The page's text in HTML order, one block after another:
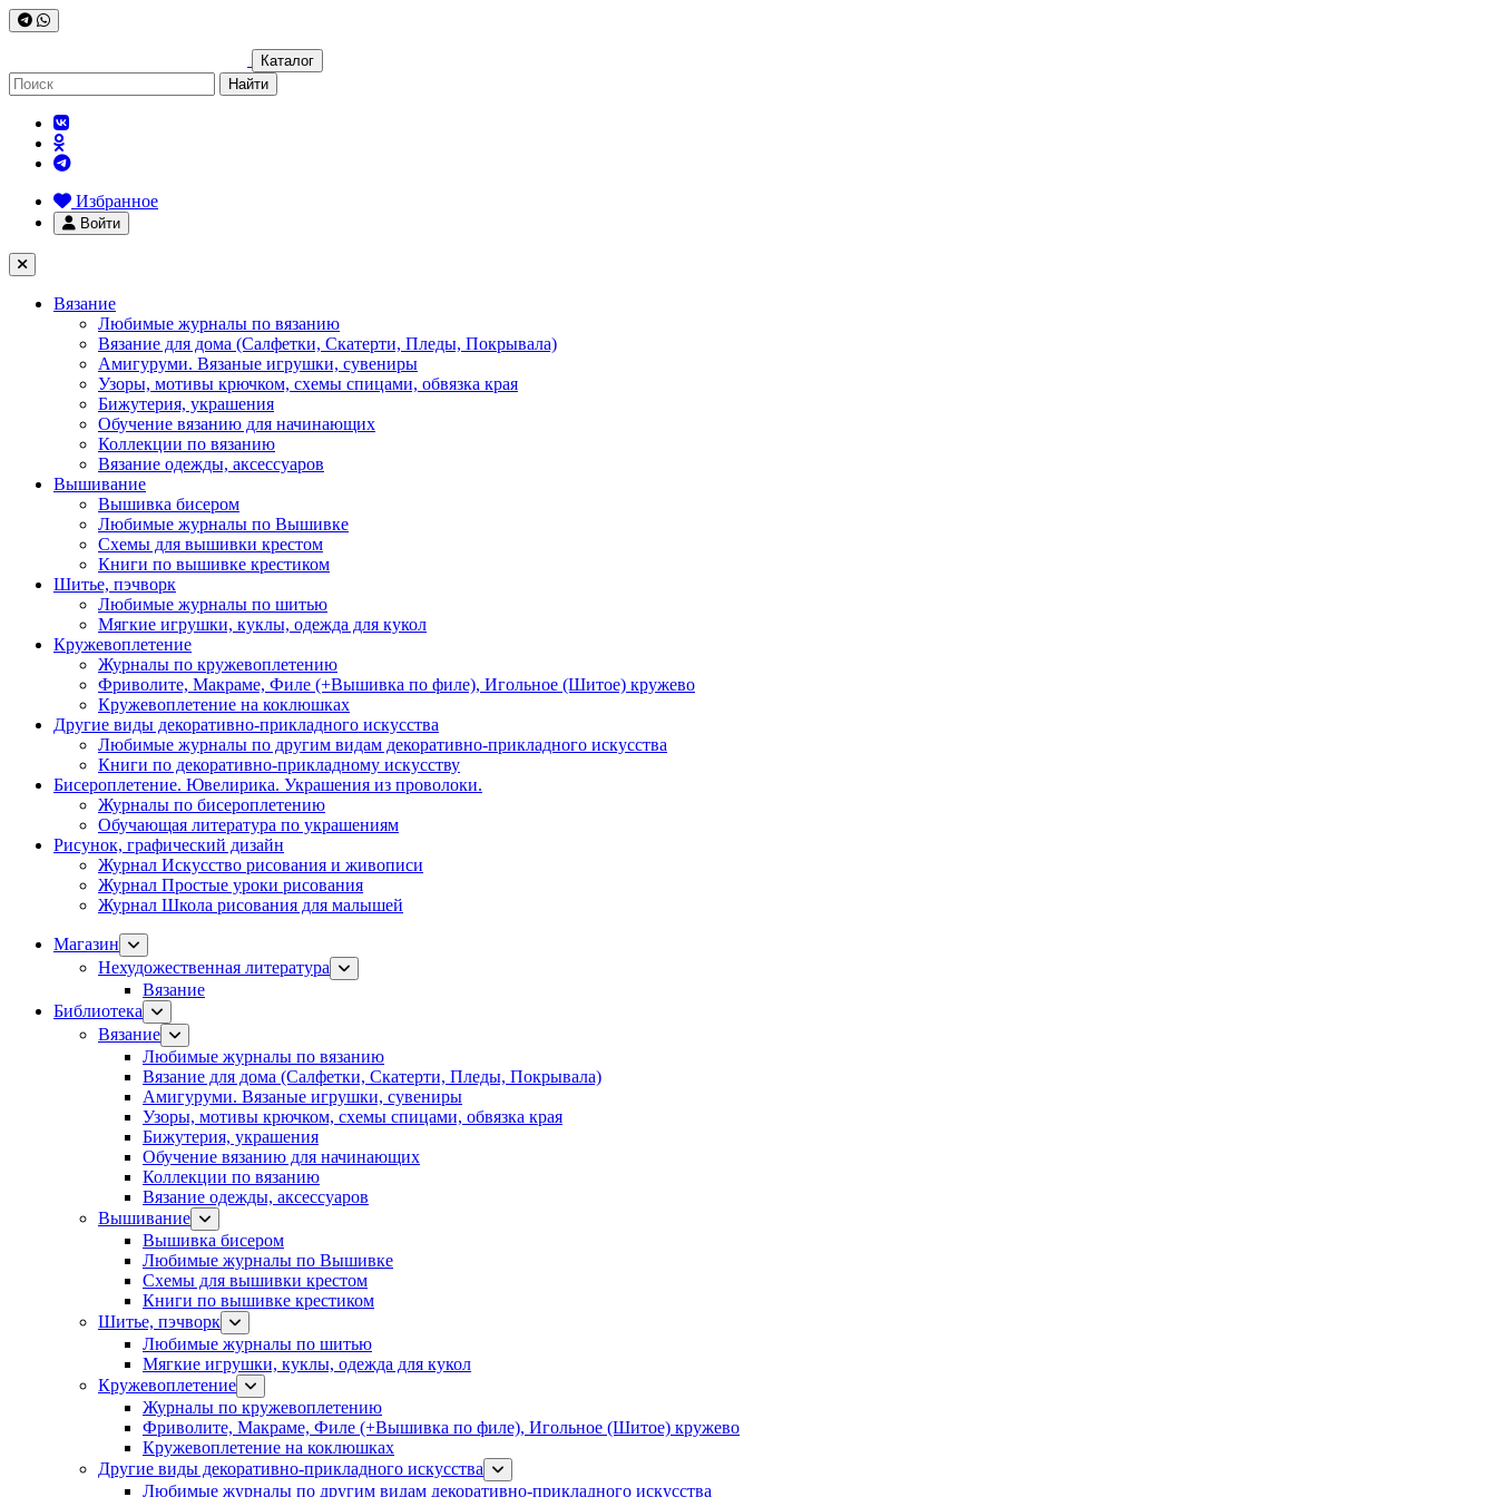
Каталог
Найти
Избранное
Войти
Вязание
Любимые журналы по вязанию
Вязание для дома (Салфетки, Скатерти, Пледы, Покрывала)
Амигуруми. Вязаные игрушки, сувениры
Узоры, мотивы крючком, схемы спицами, обвязка края
Бижутерия, украшения
Обучение вязанию для начинающих
Коллекции по вязанию
Вязание одежды, аксессуаров
Вышивание
Вышивка бисером
Любимые журналы по Вышивке
Схемы для вышивки крестом
Книги по вышивке крестиком
Шитье, пэчворк
Любимые журналы по шитью
Мягкие игрушки, куклы, одежда для кукол
Кружевоплетение
Журналы по кружевоплетению
Фриволите, Макраме, Филе (+Вышивка по филе), Игольное (Шитое) кружево
Кружевоплетение на коклюшках
Другие виды декоративно-прикладного искусства
Любимые журналы по другим видам декоративно-прикладного искусства
Книги по декоративно-прикладному искусству
Бисероплетение. Ювелирика. Украшения из проволоки.
Журналы по бисероплетению
Обучающая литература по украшениям
Рисунок, графический дизайн
Журнал Искусство рисования и живописи
Журнал Простые уроки рисования
Журнал Школа рисования для малышей
Магазин
Нехудожественная литература
Вязание
Библиотека
Вязание
Любимые журналы по вязанию
Вязание для дома (Салфетки, Скатерти, Пледы, Покрывала)
Амигуруми. Вязаные игрушки, сувениры
Узоры, мотивы крючком, схемы спицами, обвязка края
Бижутерия, украшения
Обучение вязанию для начинающих
Коллекции по вязанию
Вязание одежды, аксессуаров
Вышивание
Вышивка бисером
Любимые журналы по Вышивке
Схемы для вышивки крестом
Книги по вышивке крестиком
Шитье, пэчворк
Любимые журналы по шитью
Мягкие игрушки, куклы, одежда для кукол
Кружевоплетение
Журналы по кружевоплетению
Фриволите, Макраме, Филе (+Вышивка по филе), Игольное (Шитое) кружево
Кружевоплетение на коклюшках
Другие виды декоративно-прикладного искусства
Любимые журналы по другим видам декоративно-прикладного искусства